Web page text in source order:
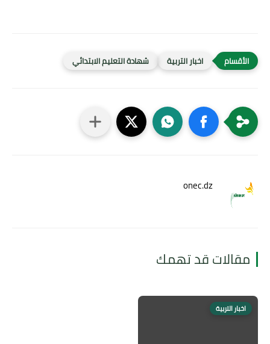
اخبار التربية شهادة التعليم الابتدائي
onec.dz
مقالات قد تهمك
اخبار التربية